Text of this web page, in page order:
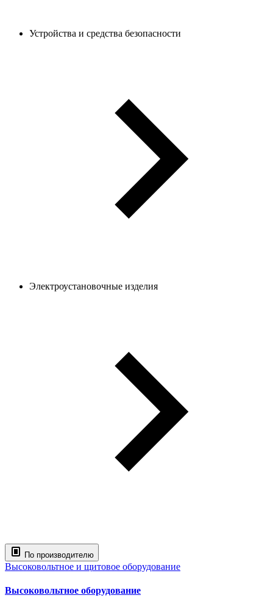
Устройства и средства безопасности
Электроустановочные изделия
По производителю
Высоковольтное и щитовое оборудование
Высоковольтное оборудование